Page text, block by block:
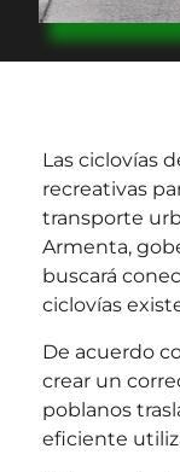
Las ciclovías
recreativas
transporte
Armenta,
buscará
ciclovías
De acuerdo
crear un
poblanos
eficiente